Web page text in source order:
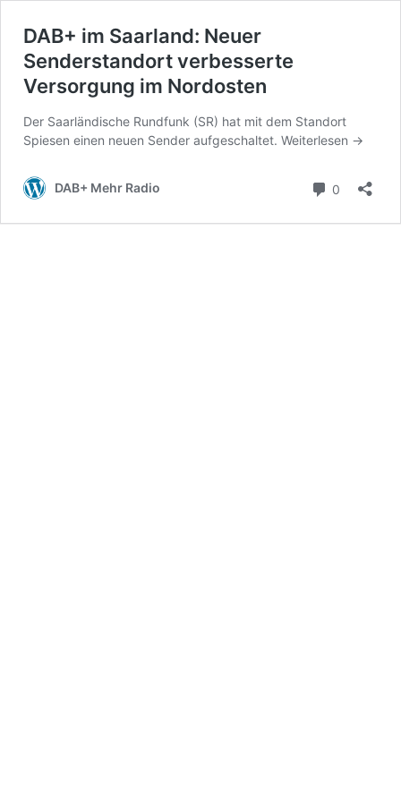
DAB+ im Saarland: Neuer
Senderstandort verbesserte
Versorgung im Nordosten
Der Saarländische Rundfunk (SR) hat mit dem Standort
Spiesen einen neuen Sender aufgeschaltet. Weiterlesen →
DAB+ Mehr Radio 0